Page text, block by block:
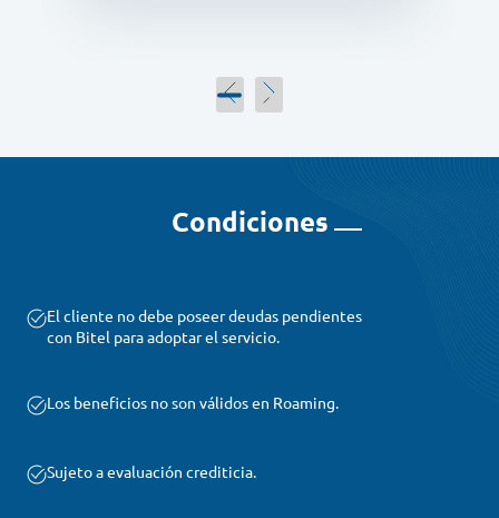
Condiciones
El cliente no debe poseer deudas pendientes
con Bitel para adoptar el servicio.
Los beneficios no son válidos en Roaming.
Sujeto a evaluación crediticia.